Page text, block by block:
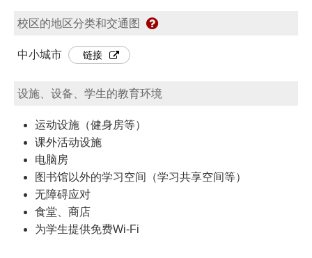
校区的地区分类和交通图
中小城市 链接
设施、设备、学生的教育环境
运动设施（健身房等）
课外活动设施
电脑房
图书馆以外的学习空间（学习共享空间等）
无障碍应对
食堂、商店
为学生提供免费Wi-Fi